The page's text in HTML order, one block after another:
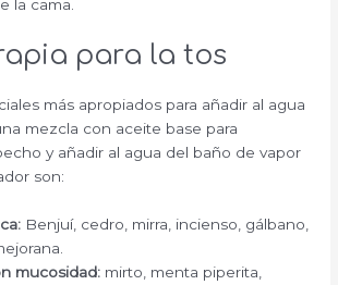
la cama.
para la tos
más apropiados para añadir al agua
mezcla con aceite base para
y añadir al agua del baño de vapor
son:
Benjuí, cedro, mirra, incienso, gálbano,
mucosidad: mirto, menta piperita,